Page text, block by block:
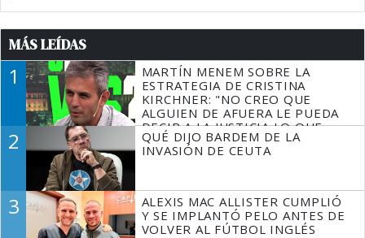
MÁS LEÍDAS
1
MARTÍN MENEM SOBRE LA
ESTRATEGIA DE CRISTINA
KIRCHNER: "NO CREO QUE
ALGUIEN DE AFUERA LE PUEDA
DECIR A LA JUSTICIA LO QUE
TIENE QUE HACER"
2
QUÉ DIJO BARDEM DE LA
INVASIÓN DE CEUTA
3
ALEXIS MAC ALLISTER CUMPLIÓ
Y SE IMPLANTÓ PELO ANTES DE
VOLVER AL FÚTBOL INGLÉS